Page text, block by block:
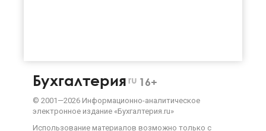
Бухгалтерия ru 16+
© 2001—2026 Информационно-аналитическое
электронное издание «Бухгалтерия.ru»
Использование материалов возможно только с